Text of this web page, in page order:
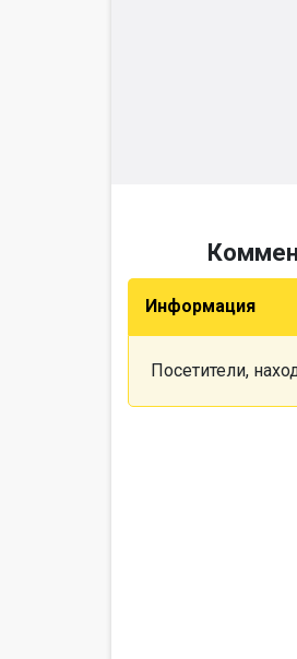
Информация
Посетители,